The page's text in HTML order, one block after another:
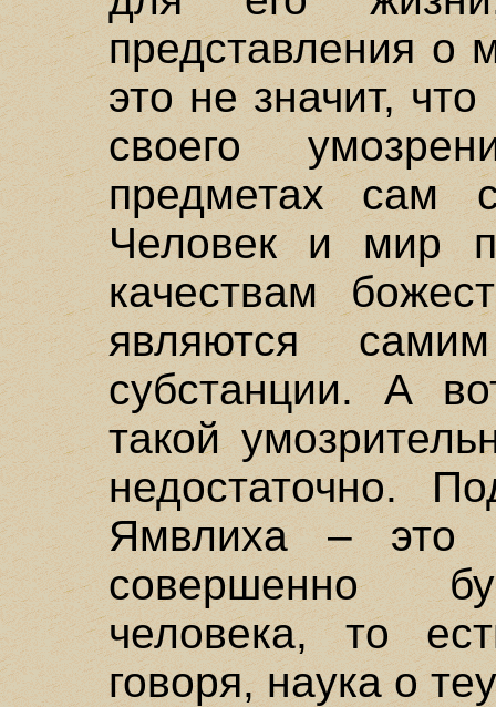
представления
это не значит,
своего
предметах сам
Человек и мир
качествам
являются
субстанции. А
такой
недостаточно.
Ямвлиха – это
совершенно
человека, то
говоря, наука о